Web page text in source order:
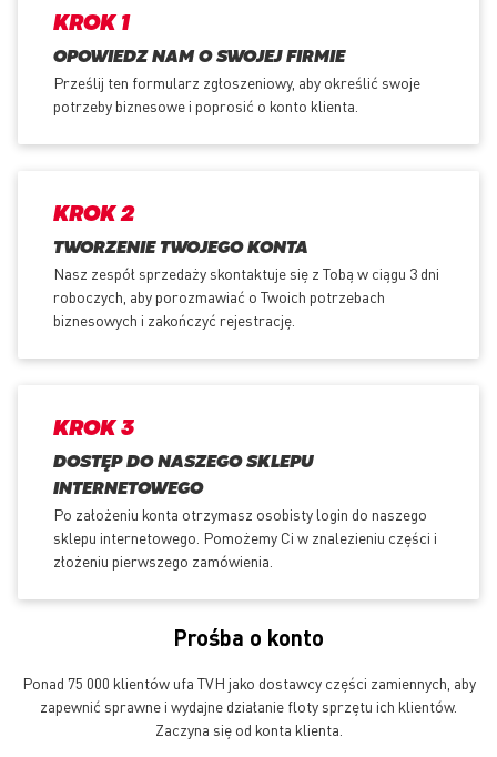
KROK 1
OPOWIEDZ NAM O SWOJEJ FIRMIE
Prześlij ten formularz zgłoszeniowy, aby określić swoje
potrzeby biznesowe i poprosić o konto klienta.
KROK 2
TWORZENIE TWOJEGO KONTA
Nasz zespół sprzedaży skontaktuje się z Tobą w ciągu 3 dni
roboczych, aby porozmawiać o Twoich potrzebach
biznesowych i zakończyć rejestrację.
KROK 3
DOSTĘP DO NASZEGO SKLEPU
INTERNETOWEGO
Po założeniu konta otrzymasz osobisty login do naszego
sklepu internetowego. Pomożemy Ci w znalezieniu części i
złożeniu pierwszego zamówienia.
Prośba o konto
Ponad 75 000 klientów ufa TVH jako dostawcy części zamiennych, aby
zapewnić sprawne i wydajne działanie floty sprzętu ich klientów.
Zaczyna się od konta klienta.